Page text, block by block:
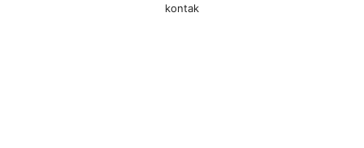
kontak